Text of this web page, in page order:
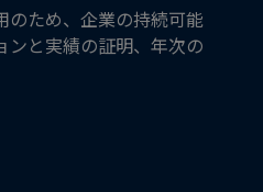
のため、企業の持続可能
ンと実績の証明、年次の